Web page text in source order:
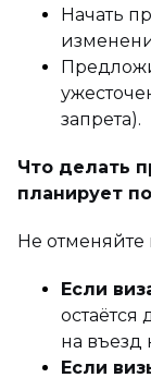
Начать
запрета).
Что делать
планирует
Не отменяйте
Если
остаётся
на въезд
Если